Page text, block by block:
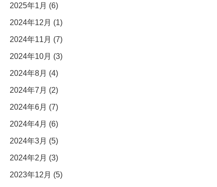
2025年1月 (6)
2024年12月 (1)
2024年11月 (7)
2024年10月 (3)
2024年8月 (4)
2024年7月 (2)
2024年6月 (7)
2024年4月 (6)
2024年3月 (5)
2024年2月 (3)
2023年12月 (5)